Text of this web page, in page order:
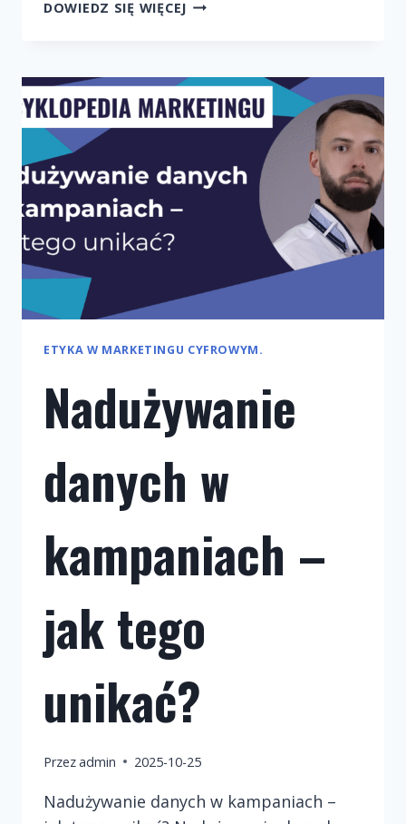
DOWIEDZ SIĘ WIĘCEJ
ETYKA
–
CO
MARKETERZY
POWINNI
WIEDZIEĆ?
ETYKA W MARKETINGU CYFROWYM.
Nadużywanie
danych w
kampaniach –
jak tego
unikać?
Przezadmin 2025-10-25
Nadużywanie danych w kampaniach –